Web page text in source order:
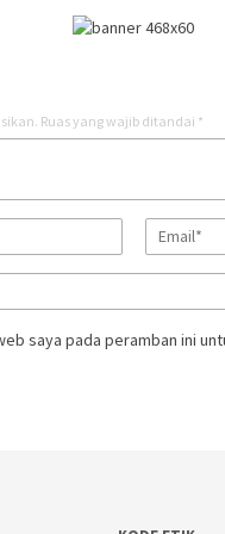
Ruas yang wajib ditandai *
saya pada peramban ini